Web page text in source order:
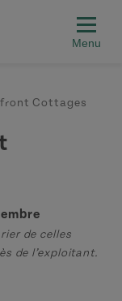
Cottages
de celles
de l’exploitant.